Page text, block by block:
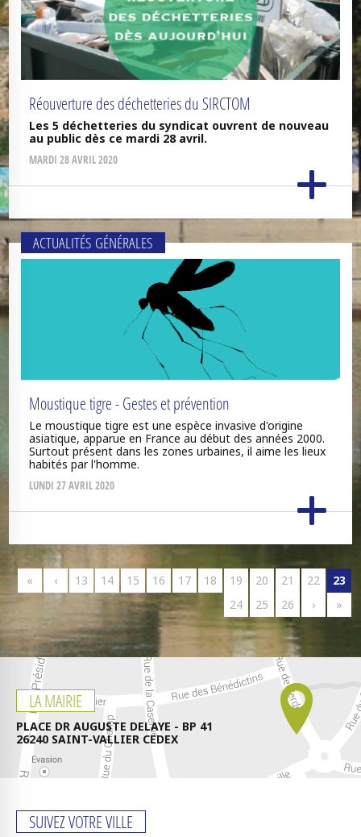
Réouverture des déchetteries du SIRCTOM
Les 5 déchetteries du syndicat ouvrent de nouveau
au public dès ce mardi 28 avril.
MARDI 28 AVRIL 2020
ACTUALITÉS GÉNÉRALES
Moustique tigre - Gestes et prévention
Le moustique tigre est une espèce invasive d'origine
asiatique, apparue en France au début des années 2000.
Surtout présent dans les zones urbaines, il aime les lieux
habités par l'homme.
LUNDI 27 AVRIL 2020
« ‹ 13 14 15 16 17 18 19 20 21 22
23
24
25 26 › »
LA MAIRIE
PLACE DR AUGUSTE DELAYE - BP 41
26240 SAINT-VALLIER CEDEX
SUIVEZ VOTRE VILLE